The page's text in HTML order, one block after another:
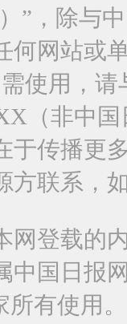
”，除与
何网站或
使用，请
（非中
于传播更
方联系，
网登载的
中国日报
所有使用